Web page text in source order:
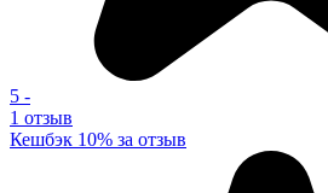
5 -
1 отзыв
Кешбэк 10% за отзыв